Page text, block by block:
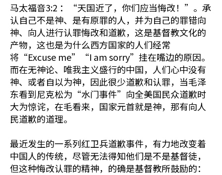
n
马太福音3:2 ：“天国近了，你们应当悔改！”。承
认自己不是神、是有原罪的人，并为自己的罪错向
神、向人进行认罪悔改和道歉，这是基督教文化的
产物，这也是为什么西方国家的人们经常
将“Excuse me”“I am sorry”挂在嘴边的原因。
而在无神论、唯我主义盛行的中国，人们心中没有
神、或者自以为神，因此很少道歉和认罪，当毛泽
东看到尼克松为“水门事件”向全美国民众道歉时
大为惊诧，在毛看来，国家元首就是神，那有向人
民道歉的道理。
最近发生的一系列红卫兵道歉事件，有力地改变着
中国人的传统，尽管无法得知他们是不是基督徒，
但这种悔改认罪的精神，的确是基督教所鼓励的：